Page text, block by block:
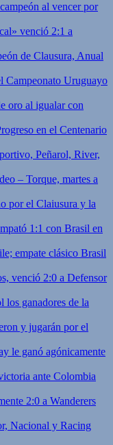
al vencer por
venció 2:1 a
de Clausura, Anual
Campeonato Uruguayo
oro al igualar con
en el Centenario
Peñarol, River,
– Torque, martes a
por el Claiusura y la
1:1 con Brasil en
empate clásico Brasil
venció 2:0 a Defensor
ganadores de la
y jugarán por el
le ganó agónicamente
ante Colombia
2:0 a Wanderers
Nacional y Racing